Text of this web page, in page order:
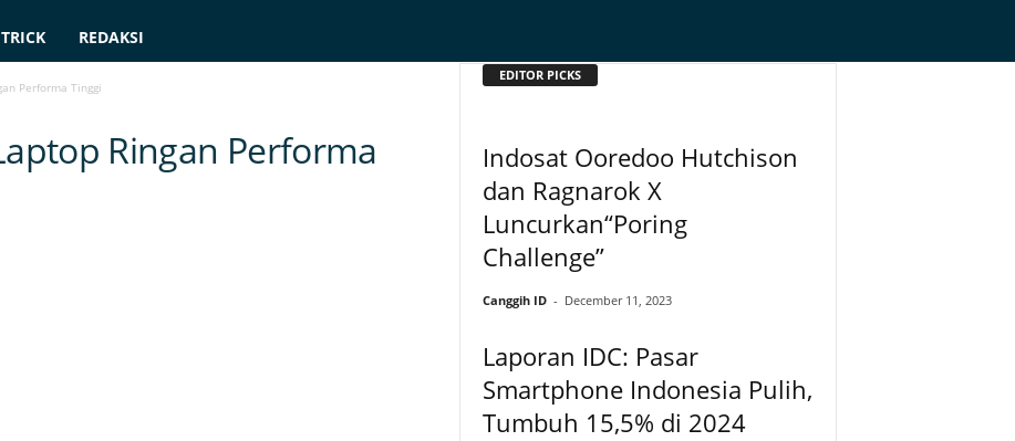
REDAKSI
Performa Tinggi
Ringan Performa
EDITOR PICKS
Indosat Ooredoo Hutchison
dan Ragnarok X
Luncurkan“Poring
Challenge”
Canggih ID - December 11, 2023
Laporan IDC: Pasar
Smartphone Indonesia Pulih,
Tumbuh 15,5% di 2024